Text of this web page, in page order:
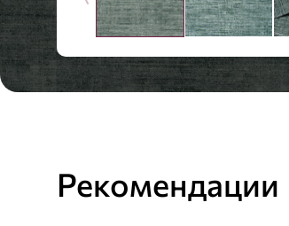
Рекомендации